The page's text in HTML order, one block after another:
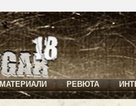
МАТЕРИАЛИ РЕВЮТА